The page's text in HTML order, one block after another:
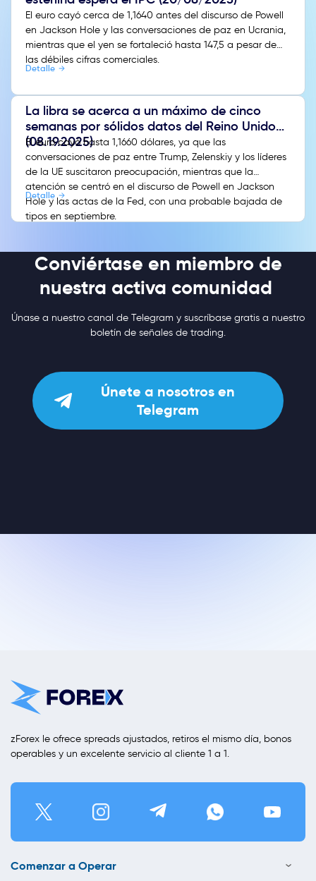
El euro cayó cerca de 1,1640 antes del discurso de Powell
en Jackson Hole y las conversaciones de paz en Ucrania,
mientras que el yen se fortaleció hasta 147,5 a pesar de
las débiles cifras comerciales.
Detalle
La libra se acerca a un máximo de cinco
semanas por sólidos datos del Reino Unido
(08.19.2025)
El euro cayó hasta 1,1660 dólares, ya que las
conversaciones de paz entre Trump, Zelenskiy y los líderes
de la UE suscitaron preocupación, mientras que la
atención se centró en el discurso de Powell en Jackson
Hole y las actas de la Fed, con una probable bajada de
tipos en septiembre.
Detalle
Conviértase en miembro de
nuestra activa comunidad
Únase a nuestro canal de Telegram y suscríbase gratis a nuestro
boletín de señales de trading.
Únete a nosotros en
Telegram
zForex le ofrece spreads ajustados, retiros el mismo día, bonos
operables y un excelente servicio al cliente 1 a 1.
Comenzar a Operar